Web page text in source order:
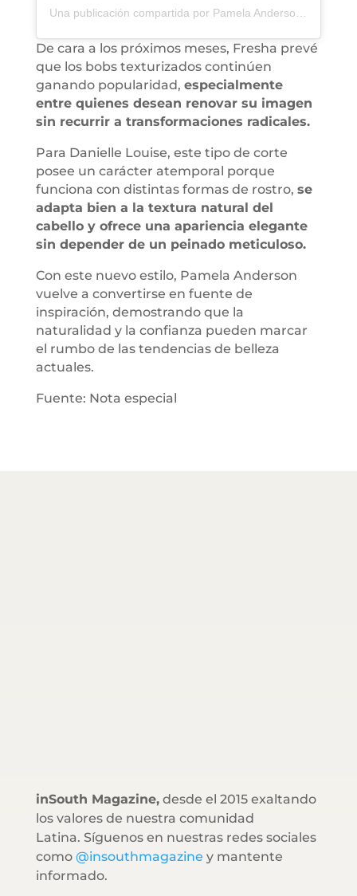
Una publicación compartida por Pamela Anderson (@pamelaanderson)
De cara a los próximos meses, Fresha prevé
que los bobs texturizados continúen
ganando popularidad, especialmente
entre quienes desean renovar su imagen
sin recurrir a transformaciones radicales.
Para Danielle Louise, este tipo de corte
posee un carácter atemporal porque
funciona con distintas formas de rostro, se
adapta bien a la textura natural del
cabello y ofrece una apariencia elegante
sin depender de un peinado meticuloso.
Con este nuevo estilo, Pamela Anderson
vuelve a convertirse en fuente de
inspiración, demostrando que la
naturalidad y la confianza pueden marcar
el rumbo de las tendencias de belleza
actuales.
Fuente: Nota especial
inSouth Magazine,desde el 2015 exaltando
los valores de nuestra comunidad
Latina. Síguenos en nuestras redes sociales
como @insouthmagazine y mantente
informado.